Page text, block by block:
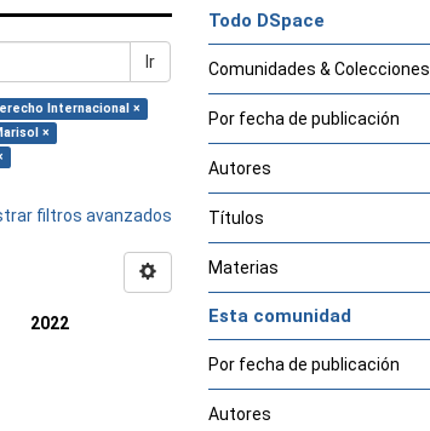
Ir
Internacional ×
×
filtros avanzados
2022
Todo DSpace
Comunidades & Colecciones
Por fecha de publicación
Autores
Títulos
Materias
Esta comunidad
Por fecha de publicación
Autores